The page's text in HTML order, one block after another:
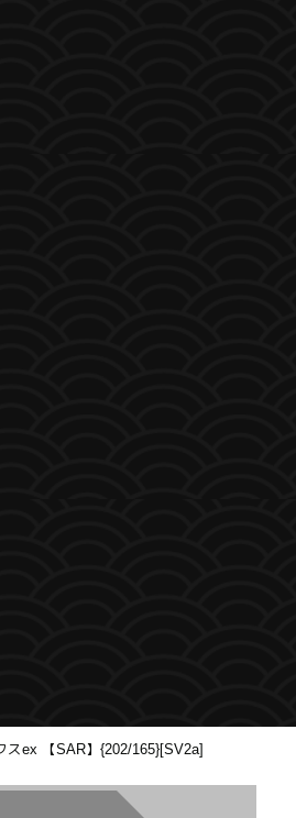
スex 【SAR】{202/165}[SV2a]